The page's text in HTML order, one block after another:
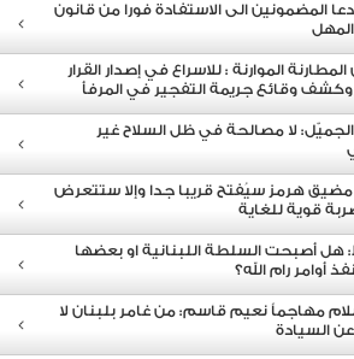
المضمونين الى الاستفادة فورا من قانون
الموارنة : للاسراع في إصدار القرار
وقائع جريمة التفجير في المرفأ
لا مصالحة في ظل السلاح غير
مضيق هرمز سيُفتح قريبا جدا وإلا ستتعرض
قوية للغاية
هل أصبحت السلطة اللبنانية او بعضها
أوامر رام الله؟
مهاجماً نعيم قاسم: من غامر بلبنان لا
السيادة